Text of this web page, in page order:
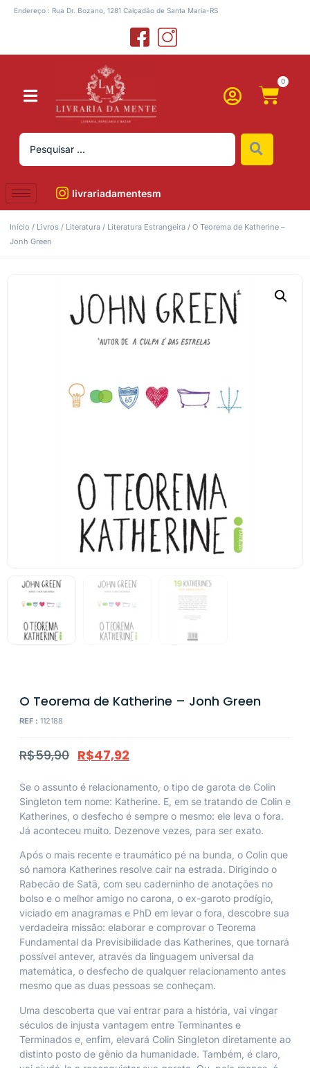
Endereço : Rua Dr. Bozano, 1281 Calçadão de Santa Maria-RS
0
livrariadamentesm
Início / Livros / Literatura / Literatura Estrangeira / O Teorema de Katherine –
Jonh Green
O Teorema de Katherine – Jonh Green
REF : 112188
R$59,90 R$47,92
Se o assunto é relacionamento, o tipo de garota de Colin
Singleton tem nome: Katherine. E, em se tratando de Colin e
Katherines, o desfecho é sempre o mesmo: ele leva o fora.
Já aconteceu muito. Dezenove vezes, para ser exato.
Após o mais recente e traumático pé na bunda, o Colin que
só namora Katherines resolve cair na estrada. Dirigindo o
Rabecão de Satã, com seu caderninho de anotações no
bolso e o melhor amigo no carona, o ex-garoto prodígio,
viciado em anagramas e PhD em levar o fora, descobre sua
verdadeira missão: elaborar e comprovar o Teorema
Fundamental da Previsibilidade das Katherines, que tornará
possível antever, através da linguagem universal da
matemática, o desfecho de qualquer relacionamento antes
mesmo que as duas pessoas se conheçam.
Uma descoberta que vai entrar para a história, vai vingar
séculos de injusta vantagem entre Terminantes e
Terminados e, enfim, elevará Colin Singleton diretamente ao
distinto posto de gênio da humanidade. Também, é claro,